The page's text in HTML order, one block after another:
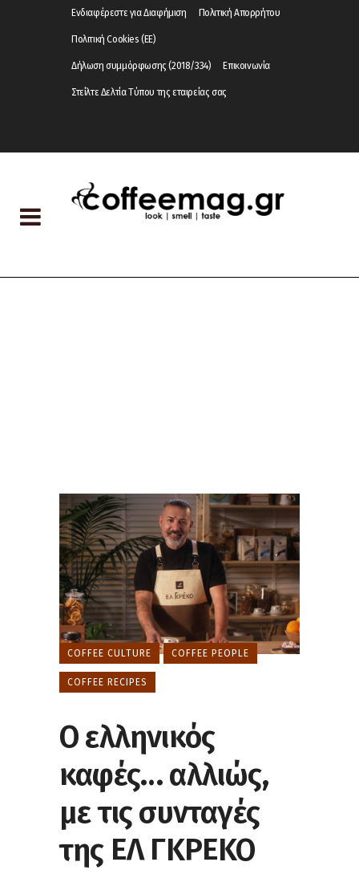
Ενδιαφέρεστε για Διαφήμιση Πολιτική Απορρήτου
Πολιτική Cookies (ΕΕ)
Δήλωση συμμόρφωσης (2018/334) Επικοινωνία
Στείλτε Δελτία Τύπου της εταιρείας σας
COFFEE CULTURE COFFEE PEOPLE
COFFEE RECIPES
Ο ελληνικός
καφές… αλλιώς,
με τις συνταγές
της ΕΛ ΓΚΡΕΚΟ